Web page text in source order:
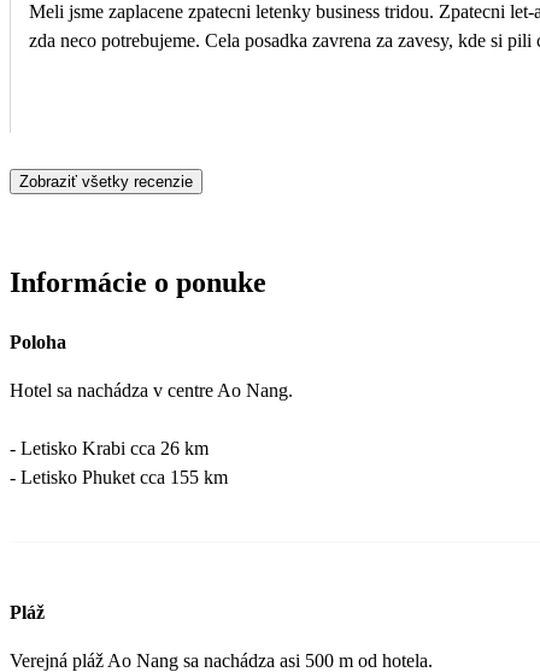
Meli jsme zaplacene zpatecni letenky business tridou. Zpatecni
zda neco potrebujeme. Cela posadka zavrena za zavesy, kde si
Zobraziť všetky recenzie
Informácie o ponuke
Poloha
Hotel sa nachádza v centre Ao Nang.
- Letisko Krabi cca 26 km
- Letisko Phuket cca 155 km
Pláž
Verejná pláž Ao Nang sa nachádza asi 500 m od hotela.